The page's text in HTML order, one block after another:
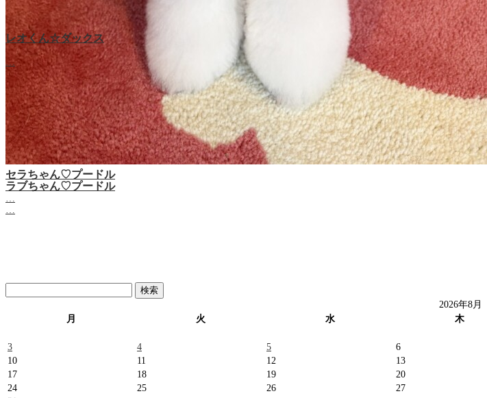
ラブちゃん♡プードル
レオくん☆ダックス
…
セラちゃん♡プードル
索:
2026年8月
月
火 水 木
3
4 5 6
10
11 12 13
17
18 19 20
24
25 26 27